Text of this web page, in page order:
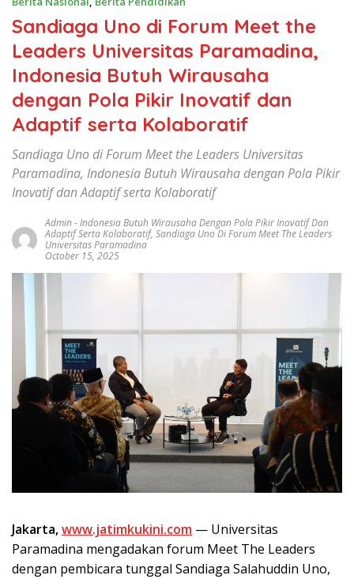
Sandiaga Uno di Forum Meet the
Leaders Universitas Paramadina,
Indonesia Butuh Wirausaha
dengan Pola Pikir Inovatif dan
Adaptif serta Kolaboratif
Sandiaga Uno di Forum Meet the Leaders Universitas
Paramadina, Indonesia Butuh Wirausaha dengan Pola Pikir
Inovatif dan Adaptif serta Kolaboratif
Admin-Indonesia Butuh Wirausaha Dengan Pola Pikir Inovatif Dan
Adaptif Serta Kolaboratif, Sandiaga Uno Di Forum Meet The Leaders
Universitas Paramadina
October 15, 2025
Jakarta,www.jatimkukini.com — Universitas
Paramadina mengadakan forum Meet The Leaders
dengan pembicara tunggal Sandiaga Salahuddin Uno,